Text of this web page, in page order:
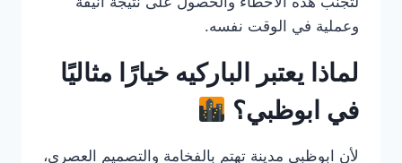
وعملية في الوقت نفسه.
لماذا يعتبر الباركيه خيارًا مثاليًا
في ابوظبي؟
لأن ابوظبي مدينة تهتم بالفخامة والتصميم العصري،